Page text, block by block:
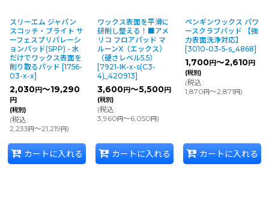
スリーエム ジャパン
スコッチ・ブライト サ
ーフェスプリパレーシ
ョンパッド(SPP) - 水
だけでワックス表面を
削り取るパッド [1756-
03-x-x]
2,030円～19,290
円
(税別)
(税込:
2,233円～21,219円)
カートに入れる
ワックス表面を平滑に
研削し整える！■アメ
リコ フロアパッド マ
ルーンX（エックス）
（硬さレベル5.5）
[7921-IK-x-s(C3-
4)_420913]
3,600円～5,500円
(税別)
(税込:
3,960円～6,050円)
カートに入れる
ペンギンワックス パワ
ースクラブパッド 【強
力表面洗浄対応】
[3010-03-5-s_4868]
1,700円～2,610円
(税別)
(税込:
1,870円～2,871円)
カートに入れる